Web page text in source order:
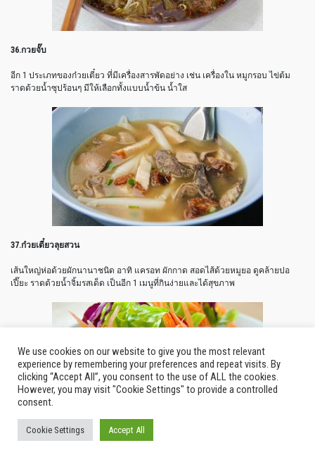
36.กวยจั๊บ
อีก 1 ประเภทของก๋วยเตี๋ยว ที่มีเครื่องสารพัดอย่าง เช่น เครื่องใน หมูกรอบ ไข่ต้ม
ราดด้วยน้ำซุปร้อนๆ มีให้เลือกทั้งแบบน้ำข้น น้ำใส
37.ก๋วยเตี๋ยวลุยสวน
เส้นใหญ่ห่อด้วยผักนานาชนิด อาทิ แครอท ผักกาด สอดไส้ด้วยหมูยอ ดูคล้ายปอ
เปี๊ยะ ราดด้วยน้ำจิ้มรสเด็ด เป็นอีก 1 เมนูที่กินง่ายและได้สุขภาพ
We use cookies on our website to give you the most relevant
experience by remembering your preferences and repeat visits. By
clicking “Accept All”, you consent to the use of ALL the cookies.
However, you may visit "Cookie Settings" to provide a controlled
consent.
Cookie Settings Accept All